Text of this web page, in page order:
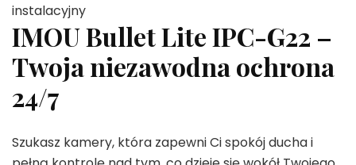
instalacyjny
IMOU Bullet Lite IPC-G22 –
Twoja niezawodna ochrona
24/7
Szukasz kamery, która zapewni Ci spokój ducha i